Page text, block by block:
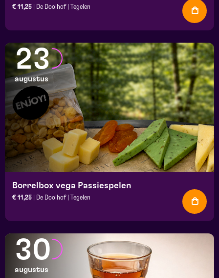
€ 11,25 | De Doolhof | Tegelen
23
augustus
Borrelbox vega Passiespelen
€ 11,25 | De Doolhof | Tegelen
30
augustus